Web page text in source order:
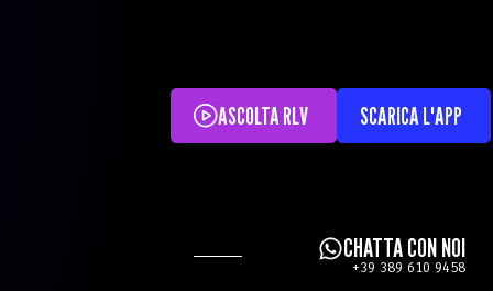
ASCOLTA RLV SCARICA L'APP
CHATTA CON NOI
+39 389 610 9458